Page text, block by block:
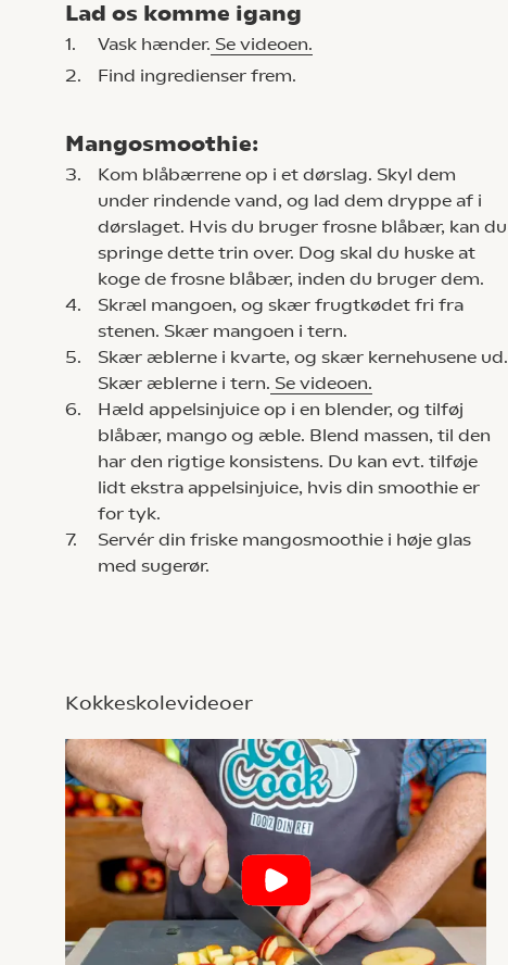
Lad os komme igang
1. Vask hænder. Se videoen.
2.
Find ingredienser frem.
Mangosmoothie:
3.
Kom blåbærrene op i et dørslag. Skyl dem
under rindende vand, og lad dem dryppe af i
dørslaget. Hvis du bruger frosne blåbær, kan du
springe dette trin over. Dog skal du huske at
koge de frosne blåbær, inden du bruger dem.
4.
Skræl mangoen, og skær frugtkødet fri fra
stenen. Skær mangoen i tern.
5.
Skær æblerne i kvarte, og skær kernehusene ud.
Skær æblerne i tern. Se videoen.
6.
Hæld appelsinjuice op i en blender, og tilføj
blåbær, mango og æble. Blend massen, til den
har den rigtige konsistens. Du kan evt. tilføje
lidt ekstra appelsinjuice, hvis din smoothie er
for tyk.
7.
Servér din friske mangosmoothie i høje glas
med sugerør.
Kokkeskolevideoer